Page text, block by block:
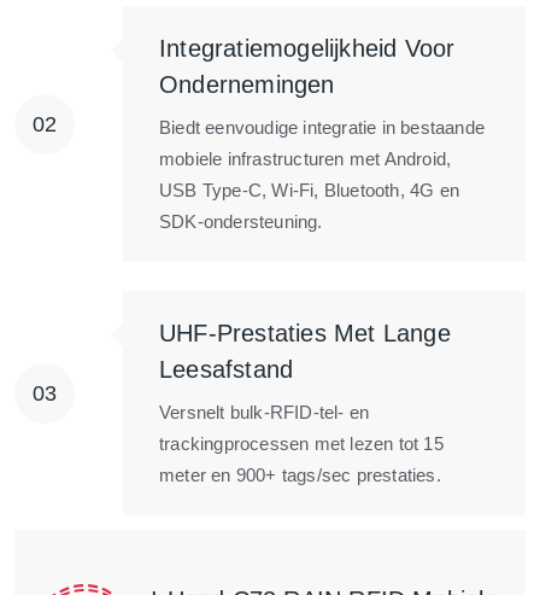
Integratiemogelijkheid Voor
Ondernemingen
Biedt eenvoudige integratie in bestaande
mobiele infrastructuren met Android,
USB Type-C, Wi-Fi, Bluetooth, 4G en
SDK-ondersteuning.
UHF-Prestaties Met Lange
Leesafstand
Versnelt bulk-RFID-tel- en
trackingprocessen met lezen tot 15
meter en 900+ tags/sec prestaties.